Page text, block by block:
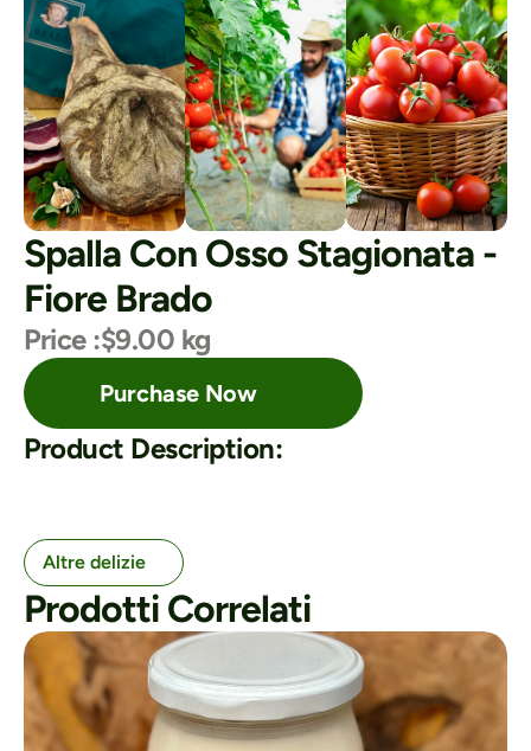
Spalla Con Osso Stagionata -
Fiore Brado
Price :$9.00 kg
Purchase Now
Product Description:
Altre delizie
Prodotti Correlati